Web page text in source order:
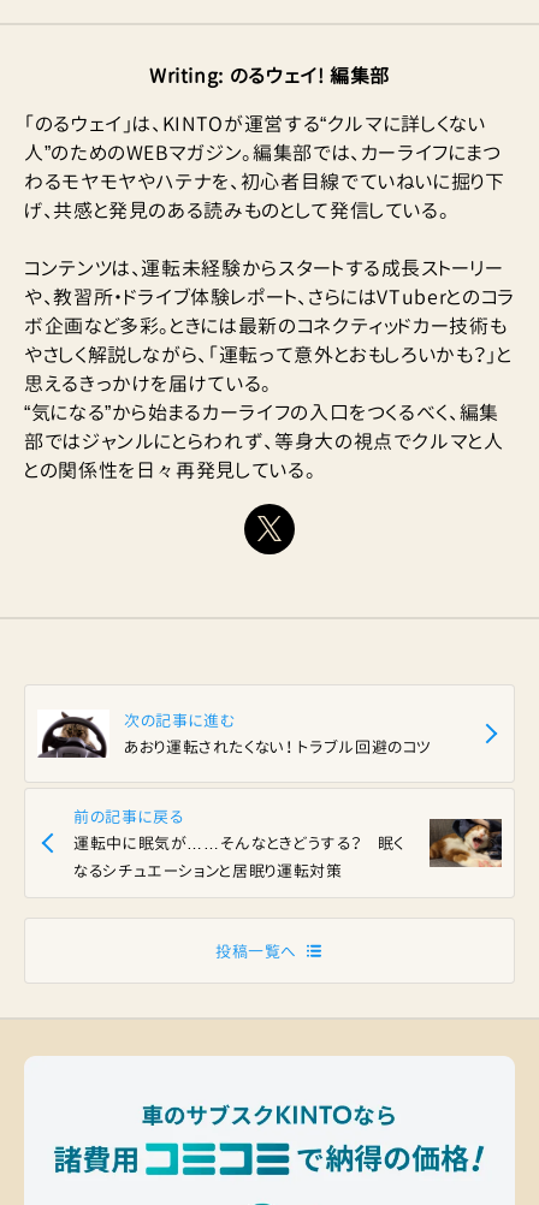
Writing: のるウェイ! 編集部
「のるウェイ」は、KINTOが運営する“クルマに詳しくない
人”のためのWEBマガジン。編集部では、カーライフにまつ
わるモヤモヤやハテナを、初心者目線でていねいに掘り下
げ、共感と発見のある読みものとして発信している。
コンテンツは、運転未経験からスタートする成長ストーリー
や、教習所・ドライブ体験レポート、さらにはVTuberとのコラ
ボ企画など多彩。ときには最新のコネクティッドカー技術も
やさしく解説しながら、「運転って意外とおもしろいかも？」と
思えるきっかけを届けている。
“気になる”から始まるカーライフの入口をつくるべく、編集
部ではジャンルにとらわれず、等身大の視点でクルマと人
との関係性を日々再発見している。
前の記事に戻る
運転中に眠気が……そんなときどうする？ 眠く
なるシチュエーションと居眠り運転対策
次の記事に進む
あおり運転されたくない！ トラブル回避のコツ
投稿一覧へ